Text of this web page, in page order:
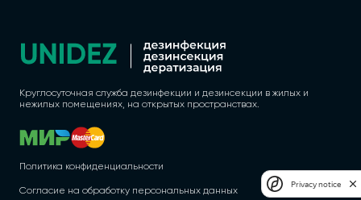
Круглосуточная служба дезинфекции и дезинсекции в жилых и
нежилых помещениях, на открытых пространствах.
Политика конфиденциальности
Согласие на обработку персональных данных
Privacy notice